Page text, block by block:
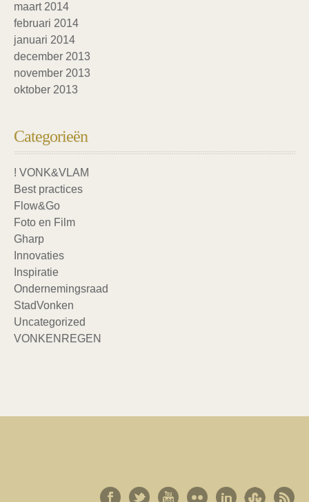
maart 2014
februari 2014
januari 2014
december 2013
november 2013
oktober 2013
Categorieën
! VONK&VLAM
Best practices
Flow&Go
Foto en Film
Gharp
Innovaties
Inspiratie
Ondernemingsraad
StadVonken
Uncategorized
VONKENREGEN